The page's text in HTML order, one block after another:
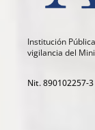
Institución
vigilancia del
Nit. 890102257-3